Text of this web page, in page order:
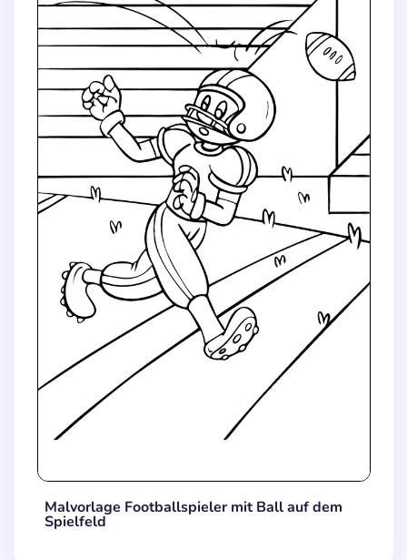
Malvorlage Footballspieler mit Ball auf dem
Spielfeld